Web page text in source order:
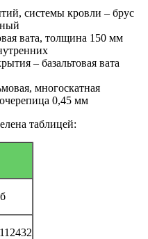
системы кровли – брус
вата, толщина 150 мм
– базальтовая вата
многоскатная
0,45 мм
таблицей:
112432